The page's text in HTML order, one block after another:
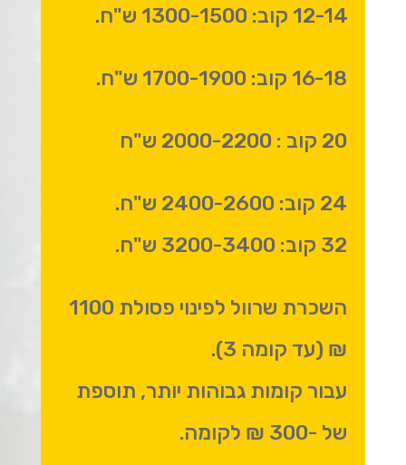
12-14 קוב: 1300-1500 ש"ח.
16-18 קוב: 1700-1900 ש"ח.
20 קוב : 2000-2200 ש"ח
24 קוב: 2400-2600 ש"ח.
32 קוב: 3200-3400 ש"ח.
השכרת שרוול לפינוי פסולת 1100
₪ (עד קומה 3).
עבור קומות גבוהות יותר, תוספת
של -300 ₪ לקומה.